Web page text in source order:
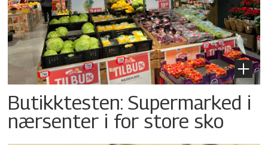
Butikktesten: Supermarked i
nærsenter i for store sko